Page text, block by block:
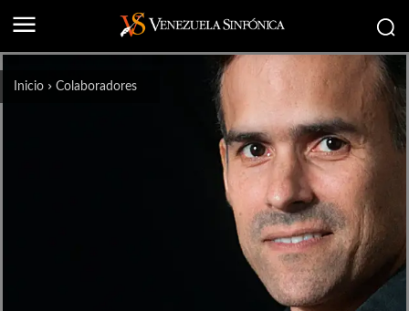
Inicio Colaboradores